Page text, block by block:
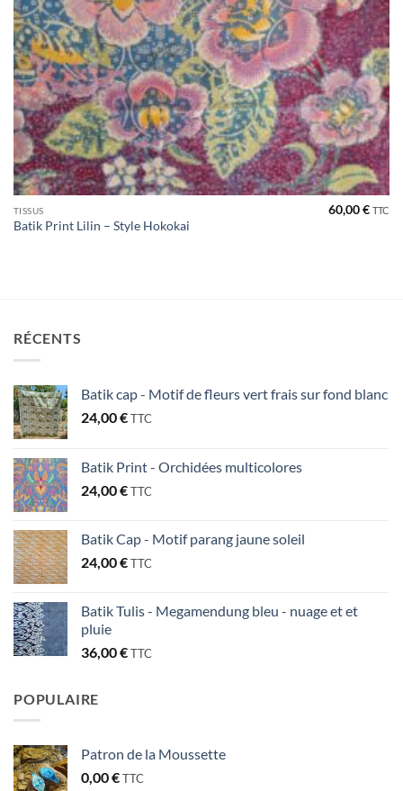
TISSUS
Batik Print Lilin – Style Hokokai
60,00€ TTC
RÉCENTS
Batik cap - Motif de fleurs vert frais sur fond blanc
24,00€TTC
Batik Print - Orchidées multicolores
24,00€TTC
Batik Cap - Motif parang jaune soleil
24,00€TTC
Batik Tulis - Megamendung bleu - nuage et et
pluie
36,00€TTC
POPULAIRE
Patron de la Moussette
0,00€TTC